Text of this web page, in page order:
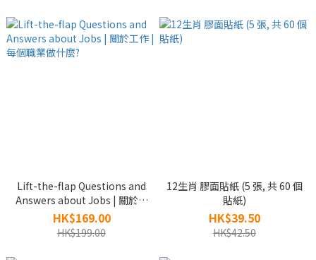
Lift-the-flap Questions and
Answers about Jobs | 關於工
作 | 每個職業做什麼?
HK$169.00
HK$199.00
12生肖 膠面貼紙 (5 張, 共 60 個
貼紙)
HK$39.50
HK$42.50